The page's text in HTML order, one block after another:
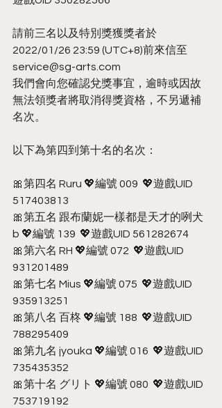
請前三名以及特別獎獲獎者於
2022/01/26 23:59 (UTC+8)前來信至
service@sg-arts.com
我們會向您確認兌獎事宜，逾時或因故
無法領獎者將取消得獎資格，不另遞補
名次。
以下為第四到第十名的名次：
🎀第四名 Ruru 💖編號 009  💖遊戲UID
517403813
🎀第五名 跟布蘭妮一樣都是天才的咧犬
b 💖編號 139  💖遊戲UID 561282674
🎀第六名 RH 💖編號 072  💖遊戲UID
931201489
🎀第七名 Mius 💖編號 075  💖遊戲UID
935913251
🎀第八名 百柊 💖編號 188  💖遊戲UID
788295409
🎀第九名 jyouka 💖編號 016  💖遊戲UID
735435352
🎀第十名 グリト 💖編號 080  💖遊戲UID
753719192